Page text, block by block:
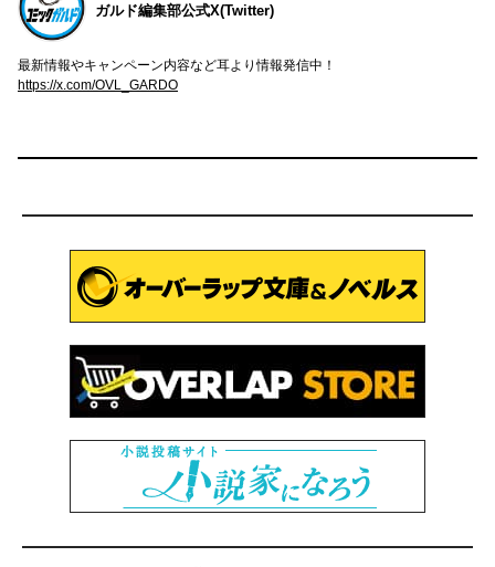
ガルド編集部公式X(Twitter)
最新情報やキャンペーン内容など耳より情報発信中！
https://x.com/OVL_GARDO